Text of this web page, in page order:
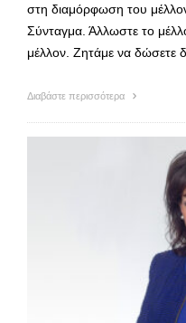
στη διαμόρφωση του
Σύνταγμα. Άλλωστε το
μέλλον. Ζητάμε να δώσετε
Διαβάστε περισσότερα